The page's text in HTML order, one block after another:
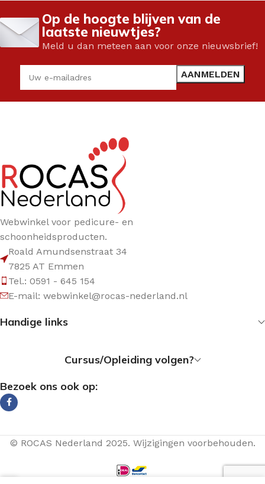
Op de hoogte blijven van de
laatste nieuwtjes?
Meld u dan meteen aan voor onze nieuwsbrief!
Webwinkel voor pedicure- en
schoonheidsproducten.
Roald Amundsenstraat 34
7825 AT Emmen
Tel.: 0591 - 645 154
E-mail: webwinkel@rocas-nederland.nl
Handige links
Cursus/Opleiding volgen?
Bezoek ons ook op:
© ROCAS Nederland 2025. Wijzigingen voorbehouden.